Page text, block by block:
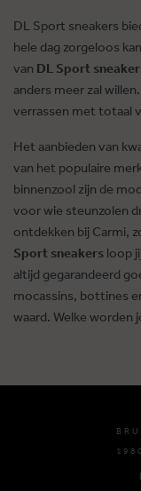
DL Sport sneakers
hele dag zorgeloos
van DL Sport
anders meer zal
verrassen met totaal
Het aanbieden van
van het populaire
binnenzool zijn de
voor wie steunzolen
ontdekken bij Carmi,
Sport sneakers loop
altijd gegarandeerd
mocassins, bottines
waard. Welke worden